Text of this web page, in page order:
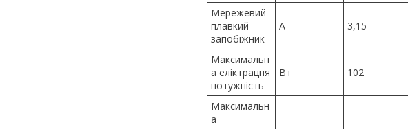
Мережевий
плавкий
запобіжник
А 3,15
Максимальн
а еліктрацня
потужність
Вт 102
Максимальн
а